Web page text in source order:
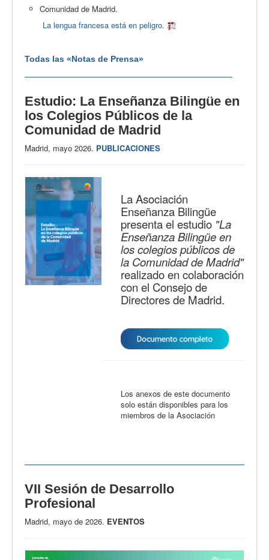
Comunidad de Madrid.
La lengua francesa está en peligro.
Todas las «Notas de Prensa»
Estudio: La Enseñanza Bilingüe en
los Colegios Públicos de la
Comunidad de Madrid
Madrid, mayo 2026. PUBLICACIONES
La Asociación
Enseñanza Bilingüe
presenta el estudio "La
Enseñanza Bilingüe en
los colegios públicos de
la Comunidad de Madrid"
realizado en colaboración
con el Consejo de
Directores de Madrid.
Los anexos de este documento
solo están disponibles para los
miembros de la Asociación
VII Sesión de Desarrollo
Profesional
Madrid, mayo de 2026. EVENTOS